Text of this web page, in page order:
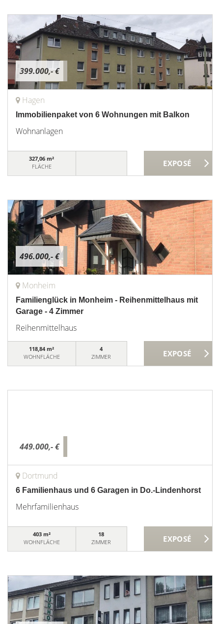
399.000,- €
Hagen
Immobilienpaket von 6 Wohnungen mit Balkon
Wohnanlagen
327,06 m²
FLÄCHE
496.000,- €
Monheim
Familienglück in Monheim - Reihenmittelhaus mit
Garage - 4 Zimmer
Reihenmittelhaus
118,84 m²
WOHNFLÄCHE
4
ZIMMER
449.000,- €
Dortmund
6 Familienhaus und 6 Garagen in Do.-Lindenhorst
Mehrfamilienhaus
403 m²
WOHNFLÄCHE
18
ZIMMER